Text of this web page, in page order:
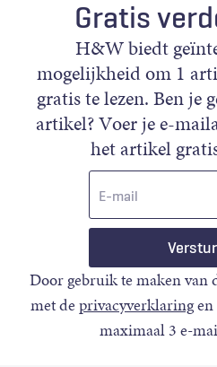
Gratis
H&W biedt
mogelijkheid om 1
gratis te lezen. Ben je
artikel? Voer je e-
het artikel
Door gebruik te maken van
met deprivacyverklaringen
maximaal 3 e-